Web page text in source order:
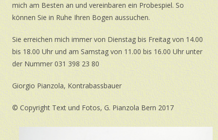
mich am Besten an und vereinbaren ein Probespiel. So
können Sie in Ruhe Ihren Bogen aussuchen.
Sie erreichen mich immer von Dienstag bis Freitag von 14.00
bis 18.00 Uhr und am Samstag von 11.00 bis 16.00 Uhr unter
der Nummer 031 398 23 80
Giorgio Pianzola, Kontrabassbauer
© Copyright Text und Fotos, G. Pianzola Bern 2017